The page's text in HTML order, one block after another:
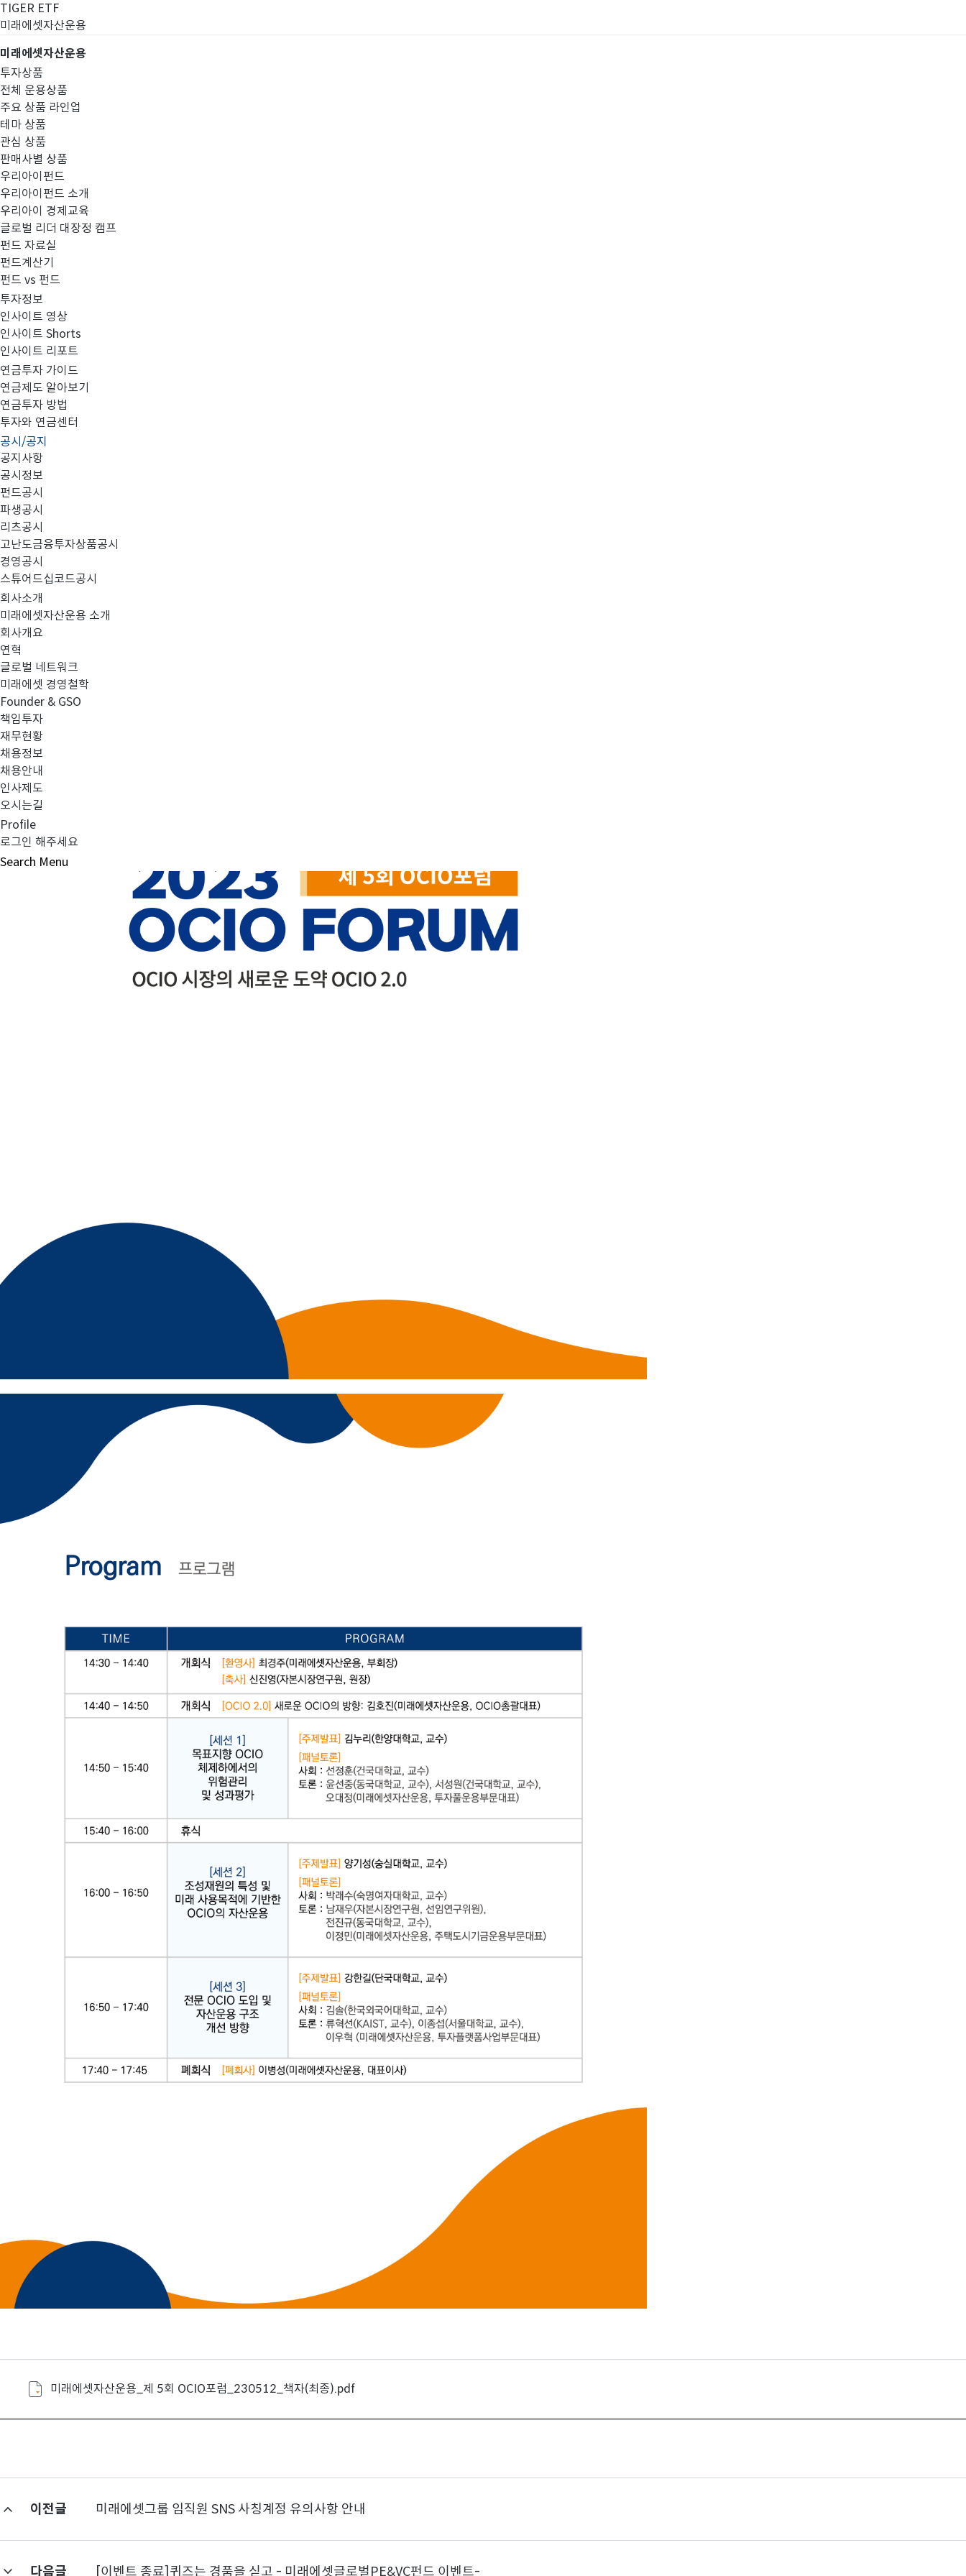
TIGER ETF
미래에셋자산운용
미래에셋자산운용
투자상품
전체 운용상품
주요 상품 라인업
테마 상품
관심 상품
판매사별 상품
우리아이펀드
우리아이펀드 소개
우리아이 경제교육
글로벌 리더 대장정 캠프
펀드 자료실
펀드계산기
펀드 vs 펀드
투자정보
인사이트 영상
인사이트 Shorts
인사이트 리포트
연금투자 가이드
연금제도 알아보기
연금투자 방법
투자와 연금센터
공시/공지
공지사항
공시정보
펀드공시
파생공시
리츠공시
고난도금융투자상품공시
경영공시
스튜어드십코드공시
회사소개
미래에셋자산운용 소개
회사개요
연혁
글로벌 네트워크
미래에셋 경영철학
Founder & GSO
책임투자
재무현황
채용정보
채용안내
인사제도
오시는길
Profile
로그인 해주세요
Search Menu
공지사항
2023 제5회 OCIO 포럼 개최 및 자료 다운로드 안내
미래에셋자산운용_제 5회 OCIO포럼_230512_책자(최종).pdf
이전글 미래에셋그룹 임직원 SNS 사칭계정 유의사항 안내
다음글 [이벤트 종료]퀴즈는 경품을 싣고 - 미래에셋글로벌PE&VC펀드 이벤트-